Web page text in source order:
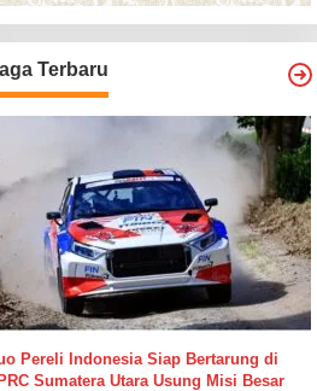
Terbaru
Pereli Indonesia Siap Bertarung di
Sumatera Utara Usung Misi Besar